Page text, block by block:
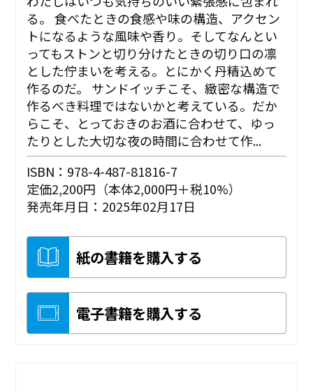
る。 食べたときの食感や味の構造、アクセン
トになるような風味や香り。そしてなんとい
ってもストンと切り分けたときの切り口の凛
とした佇まいを考える。とにかく丹精込めて
作るのだ。 サンドイッチこそ、緻密な構造で
作るべき料理ではないかと考えている。だか
らこそ、とっておきのお酒に合わせて、ゆっ
たりとした大切な夜の時間に合わせて作...
ISBN：978-4-487-81816-7
定価2,200円（本体2,000円＋税10%）
発売年月日：2025年02月17日
紙の書籍を購入する
電子書籍を購入する